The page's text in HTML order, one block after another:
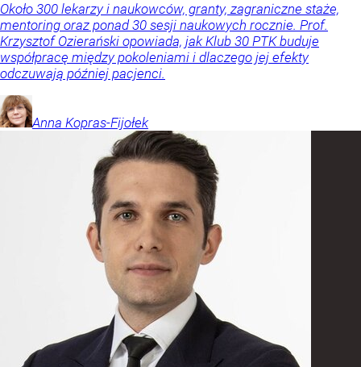
Około 300 lekarzy i naukowców, granty, zagraniczne staże,
mentoring oraz ponad 30 sesji naukowych rocznie. Prof.
Krzysztof Ozierański opowiada, jak Klub 30 PTK buduje
współpracę między pokoleniami i dlaczego jej efekty
odczuwają później pacjenci.
Anna Kopras-Fijołek